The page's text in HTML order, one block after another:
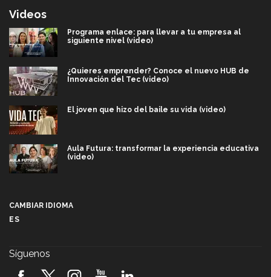
Videos
Programa enlace: para llevar a tu empresa al
siguiente nivel (video)
¿Quieres emprender? Conoce el nuevo HUB de
Innovación del Tec (video)
El joven que hizo del baile su vida (video)
Aula Futura: transformar la experiencia educativa
(video)
2026! (video)
CAMBIAR IDIOMA
ES
Síguenos